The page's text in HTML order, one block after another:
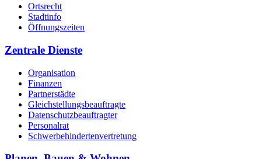
Ortsrecht
Stadtinfo
Öffnungszeiten
Zentrale Dienste
Organisation
Finanzen
Partnerstädte
Gleichstellungsbeauftragte
Datenschutzbeauftragter
Personalrat
Schwerbehinderten­vertretung